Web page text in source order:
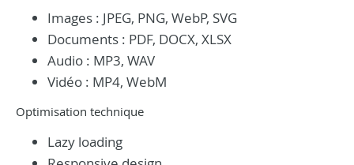
Images : JPEG, PNG, WebP, SVG
Documents : PDF, DOCX, XLSX
Audio : MP3, WAV
Vidéo : MP4, WebM
Optimisation technique
Lazy loading